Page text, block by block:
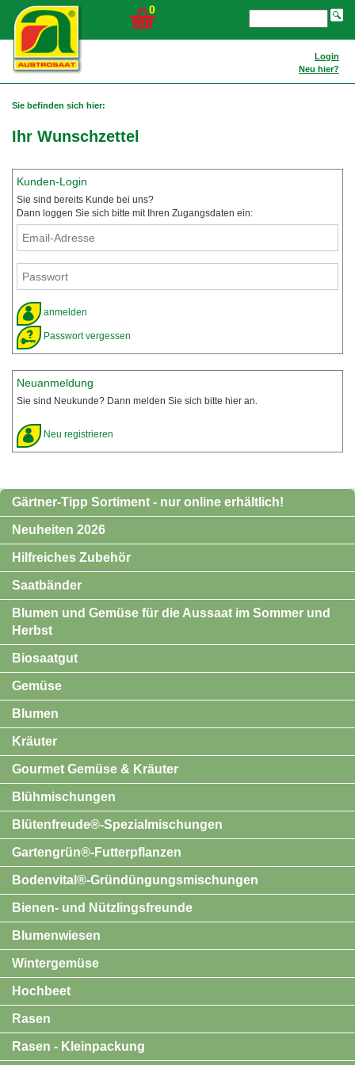
0
Login
Neu hier?
Sie befinden sich hier:
Ihr Wunschzettel
Kunden-Login
Sie sind bereits Kunde bei uns?
Dann loggen Sie sich bitte mit Ihren Zugangsdaten ein:
anmelden
Passwort vergessen
Neuanmeldung
Sie sind Neukunde? Dann melden Sie sich bitte hier an.
Neu registrieren
Gärtner-Tipp Sortiment - nur online erhältlich!
Neuheiten 2026
Hilfreiches Zubehör
Saatbänder
Blumen und Gemüse für die Aussaat im Sommer und
Herbst
Biosaatgut
Gemüse
Blumen
Kräuter
Gourmet Gemüse & Kräuter
Blühmischungen
Blütenfreude®-Spezialmischungen
Gartengrün®-Futterpflanzen
Bodenvital®-Gründüngungsmischungen
Bienen- und Nützlingsfreunde
Blumenwiesen
Wintergemüse
Hochbeet
Rasen
Rasen - Kleinpackung